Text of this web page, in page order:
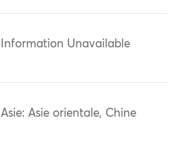
Information Unavailable
Asie: Asie orientale, Chine